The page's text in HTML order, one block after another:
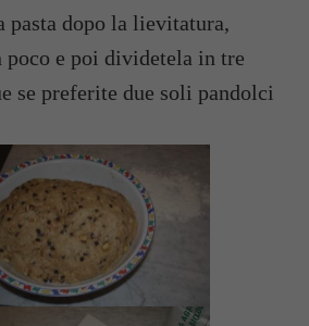
pasta dopo la lievitatura,
poco e poi dividetela in tre
se preferite due soli pandolci